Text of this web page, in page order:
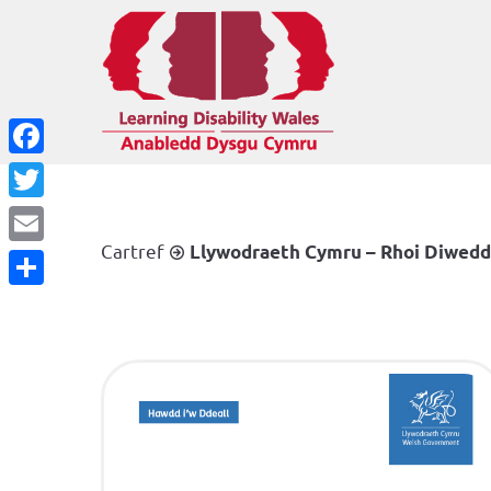
Cartref Llywodraeth Cymru – Rhoi
Facebook
Twitter
Email